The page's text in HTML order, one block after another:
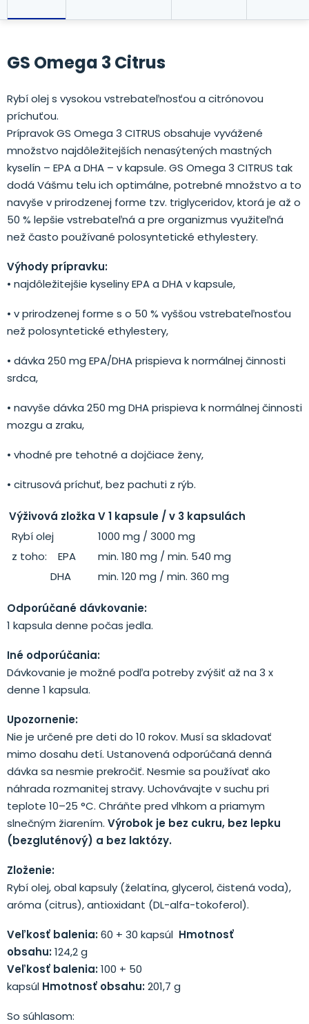
GS Omega 3 Citrus
Rybí olej s vysokou vstrebateľnosťou a citrónovou
príchuťou.
Prípravok GS Omega 3 CITRUS obsahuje vyvážené
množstvo najdôležitejších nenasýtených mastných
kyselín – EPA a DHA – v kapsule. GS Omega 3 CITRUS tak
dodá Vášmu telu ich optimálne, potrebné množstvo a to
navyše v prirodzenej forme tzv. triglyceridov, ktorá je až o
50 % lepšie vstrebateľná a pre organizmus využiteľná
než často používané polosyntetické ethylestery.
Výhody prípravku:
• najdôležitejšie kyseliny EPA a DHA v kapsule,
• v prirodzenej forme s o 50 % vyššou vstrebateľnosťou
než polosyntetické ethylestery,
• dávka 250 mg EPA/DHA prispieva k normálnej činnosti
srdca,
• navyše dávka 250 mg DHA prispieva k normálnej činnosti
mozgu a zraku,
• vhodné pre tehotné a dojčiace ženy,
• citrusová príchuť, bez pachuti z rýb.
Výživová zložka V 1 kapsule / v 3 kapsulách
Rybí olej
1000 mg / 3000 mg
z toho: EPA
min. 180 mg / min. 540 mg
DHA
min. 120 mg / min. 360 mg
Odporúčané dávkovanie:
1 kapsula denne počas jedla.
Iné odporúčania:
Dávkovanie je možné podľa potreby zvýšiť až na 3 x
denne 1 kapsula.
Upozornenie:
Nie je určené pre deti do 10 rokov. Musí sa skladovať
mimo dosahu detí. Ustanovená odporúčaná denná
dávka sa nesmie prekročiť. Nesmie sa používať ako
náhrada rozmanitej stravy. Uchovávajte v suchu pri
teplote 10–25 °C. Chráňte pred vlhkom a priamym
slnečným žiarením. Výrobok je bez cukru, bez lepku
(bezgluténový) a bez laktózy.
Zloženie:
Rybí olej, obal kapsuly (želatína, glycerol, čistená voda),
aróma (citrus), antioxidant (DL-alfa-tokoferol).
Veľkosť balenia:60 + 30 kapsúl Hmotnosť
obsahu:124,2 g
Veľkosť balenia:100 + 50
kapsúl Hmotnosť obsahu:201,7 g
So súhlasom: